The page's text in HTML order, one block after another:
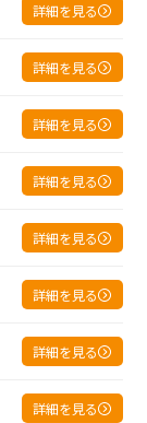
詳細を見る
詳細を見る
詳細を見る
詳細を見る
詳細を見る
詳細を見る
詳細を見る
詳細を見る